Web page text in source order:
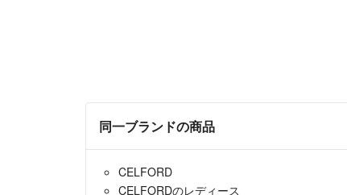
同一ブランドの商品
CELFORD
CELFORDのレディース